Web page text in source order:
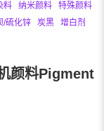
料 纳米颜料
特殊颜料
/硫化锌 炭黑
增白剂
颜料Pigment